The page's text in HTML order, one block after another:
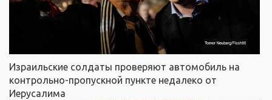
Израильские солдаты проверяют автомобиль на
контрольно-пропускной пункте недалеко от
Иерусалима